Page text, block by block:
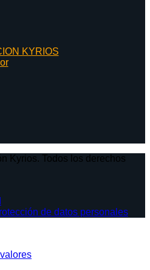
Kyrios. Todos los derechos
de datos personales